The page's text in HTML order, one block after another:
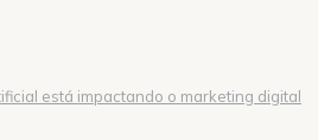
está impactando o marketing digital